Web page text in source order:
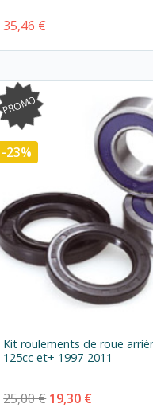
35,46 €
PROMO
-23%
Kit roulements de roue
125cc et+ 1997-2011
25,00 € 19,30 €